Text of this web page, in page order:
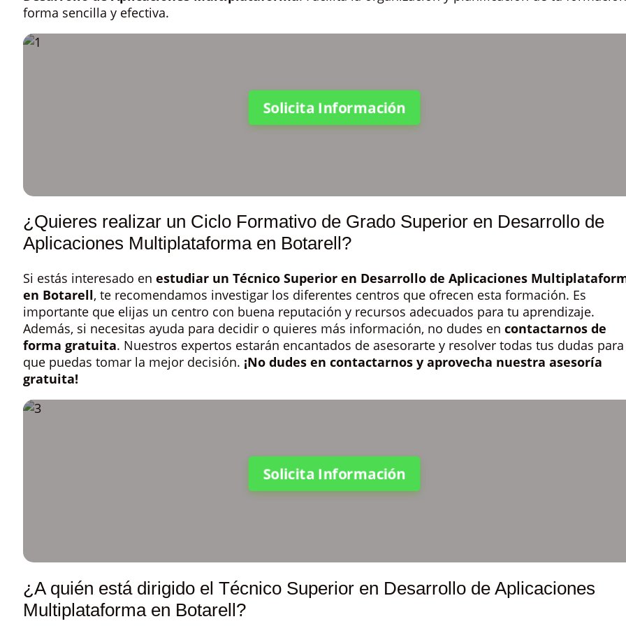
forma sencilla y efectiva.
Solicita Información
¿Quieres realizar un Ciclo Formativo de Grado Superior en Desarrollo de
Aplicaciones Multiplataforma en Botarell?
Si estás interesado en estudiar un Técnico Superior en Desarrollo de Aplicaciones
en Botarell, te recomendamos investigar los diferentes centros que ofrecen esta formación. Es
importante que elijas un centro con buena reputación y recursos adecuados para tu aprendizaje.
Además, si necesitas ayuda para decidir o quieres más información, no dudes en contactarnos de
forma gratuita. Nuestros expertos estarán encantados de asesorarte y resolver todas tus dudas para
que puedas tomar la mejor decisión. ¡No dudes en contactarnos y aprovecha nuestra asesoría
gratuita!
Solicita Información
¿A quién está dirigido el Técnico Superior en Desarrollo de Aplicaciones
Multiplataforma en Botarell?